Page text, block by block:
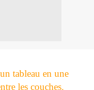
tableau en une
les couches.